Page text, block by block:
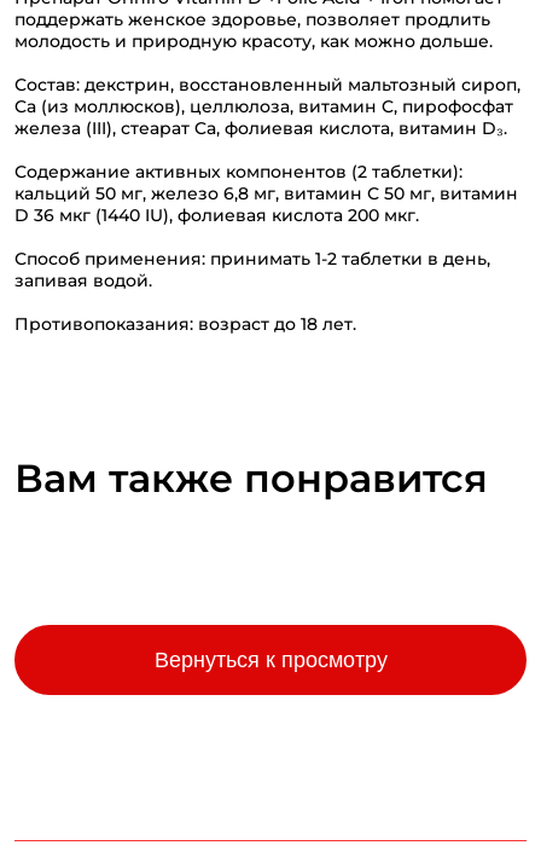
поддержать женское здоровье, позволяет продлить
молодость и природную красоту, как можно дольше.
Состав: декстрин, восстановленный мальтозный сироп,
Ca (из моллюсков), целлюлоза, витамин C, пирофосфат
железа (III), стеарат Ca, фолиевая кислота, витамин D₃.
Содержание активных компонентов (2 таблетки):
кальций 50 мг, железо 6,8 мг, витамин С 50 мг, витамин
D 36 мкг (1440 IU), фолиевая кислота 200 мкг.
Способ применения: принимать 1-2 таблетки в день,
запивая водой.
Противопоказания: возраст до 18 лет.
Вам также понравится
Вернуться к просмотру